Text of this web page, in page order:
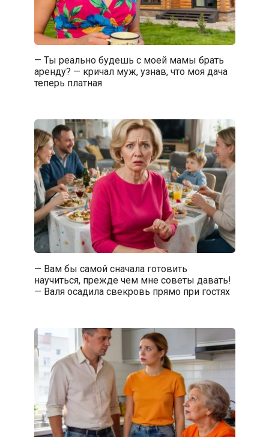
— Ты реально будешь с моей мамы брать
аренду? — кричал муж, узнав, что моя дача
теперь платная
— Вам бы самой сначала готовить
научиться, прежде чем мне советы давать!
— Валя осадила свекровь прямо при гостях